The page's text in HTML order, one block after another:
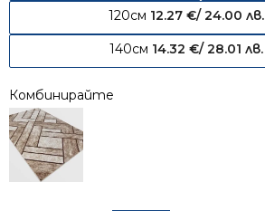
120см 12.27 €/ 24.00 лв.
140см 14.32 €/ 28.01 лв.
Комбинирайте